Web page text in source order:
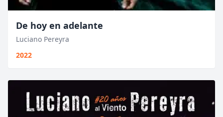
De hoy en adelante
Luciano Pereyra
2022